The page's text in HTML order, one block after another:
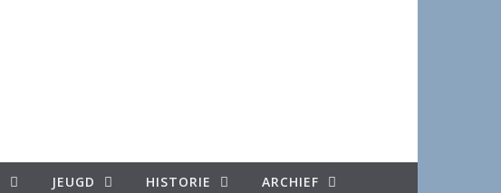
JEUGD HISTORIE ARCHIEF